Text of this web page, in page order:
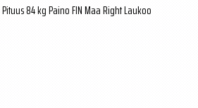
Pituus84 kgPainoFINMaaRightLaukoo